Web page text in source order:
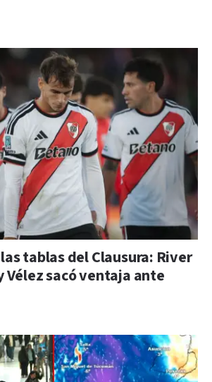
tablas del Clausura: River
Vélez sacó ventaja ante